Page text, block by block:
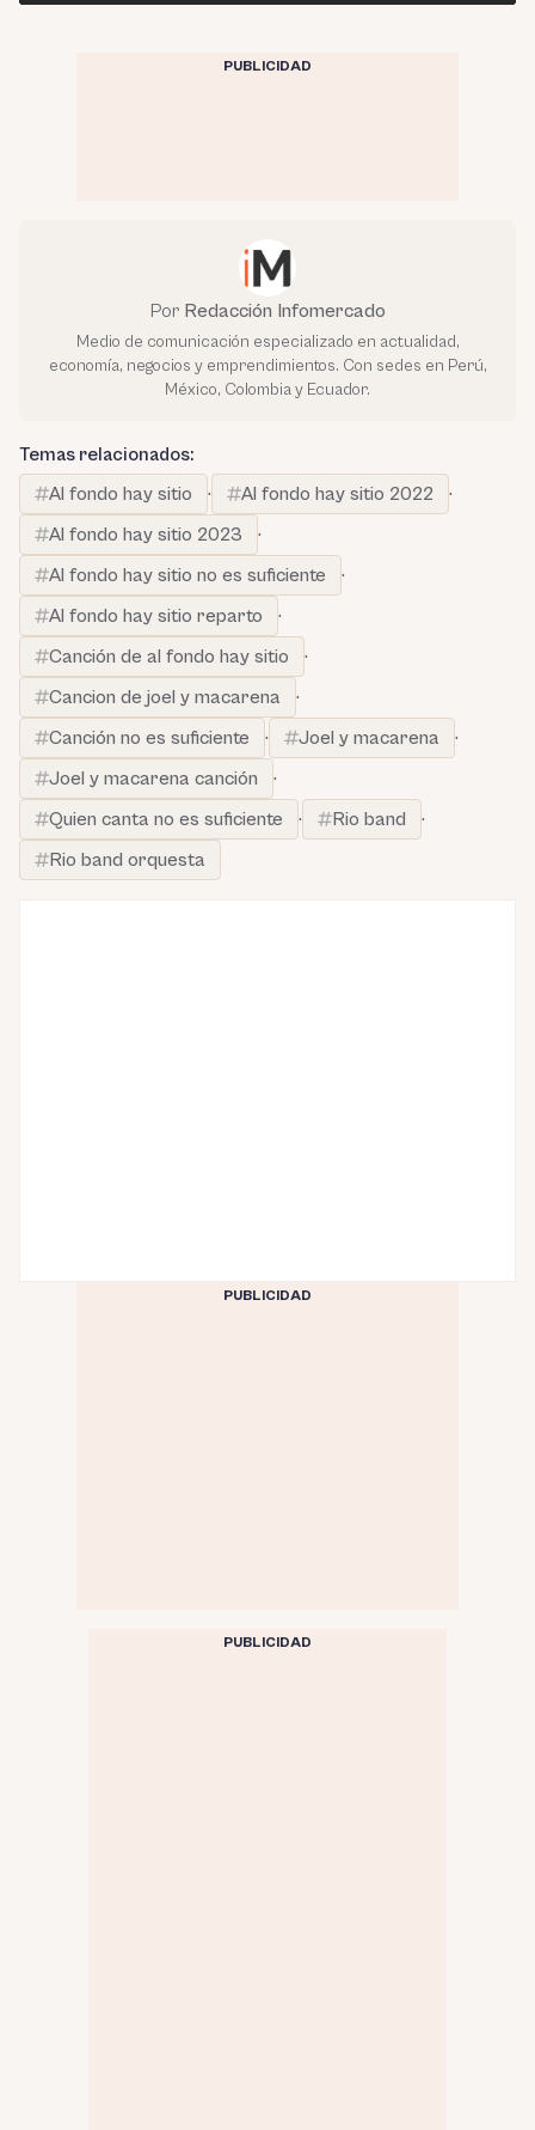
PUBLICIDAD
Por Redacción Infomercado
Medio de comunicación especializado en actualidad,
economía, negocios y emprendimientos. Con sedes en Perú,
México, Colombia y Ecuador.
Temas relacionados:
Al fondo hay sitio
· Al fondo hay sitio 2022
·
Al fondo hay sitio 2023
·
Al fondo hay sitio no es suficiente
·
Al fondo hay sitio reparto
·
Canción de al fondo hay sitio
·
Cancion de joel y macarena
·
Canción no es suficiente
· Joel y macarena
·
Joel y macarena canción
·
Quien canta no es suficiente
· Rio band
·
Rio band orquesta
PUBLICIDAD
PUBLICIDAD